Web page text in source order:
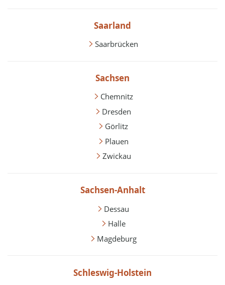
Saarland
Saarbrücken
Sachsen
Chemnitz
Dresden
Görlitz
Plauen
Zwickau
Sachsen-Anhalt
Dessau
Halle
Magdeburg
Schleswig-Holstein